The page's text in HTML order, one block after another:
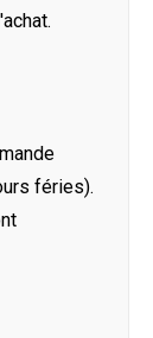
féries).